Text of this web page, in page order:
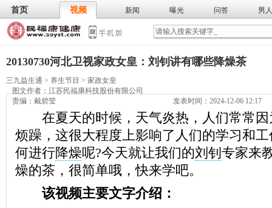
首页 视频 新闻 曝光 问答 男人
武术 气功 膳食 食谱 营养
20130730河北卫视家政女皇：刘钊讲有哪些降燥茶
三九益生通 > 养生节目 > 家政女皇
图文作者： 江苏民福康科技股份有限公司
责编：戴碧莹
发表时间：2024-12-06 12:17
在夏天的时候，天气炎热，人们常常
烦躁，这很大程度上影响了人们的学习和
何进行降燥呢?今天就让我们的刘钊专家来
燥的茶，很简单哦，快来学吧。
该视频主要文字介绍：